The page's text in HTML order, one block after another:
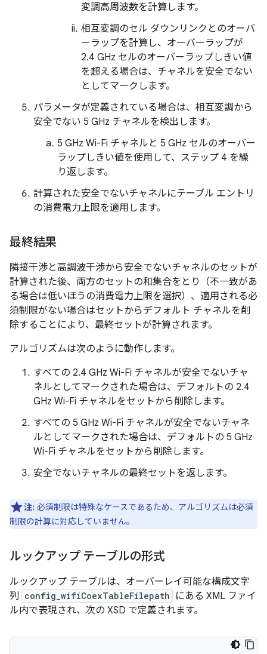
変調高周波数を計算します。
相互変調のセル ダウンリンクとのオーバ
ーラップを計算し、オーバーラップが
2.4 GHz セルのオーバーラップしきい値
を超える場合は、チャネルを安全でない
としてマークします。
パラメータが定義されている場合は、相互変調から
安全でない 5 GHz チャネルを検出します。
5 GHz Wi-Fi チャネルと 5 GHz セルのオーバー
ラップしきい値を使用して、ステップ 4 を繰
り返します。
計算された安全でないチャネルにテーブル エントリ
の消費電力上限を適用します。
最終結果
隣接干渉と高調波干渉から安全でないチャネルのセットが
計算された後、両方のセットの和集合をとり（不一致があ
る場合は低いほうの消費電力上限を選択）、適用される必
須制限がない場合はセットからデフォルト チャネルを削
除することにより、最終セットが計算されます。
アルゴリズムは次のように動作します。
すべての 2.4 GHz Wi-Fi チャネルが安全でないチャ
ネルとしてマークされた場合は、デフォルトの 2.4
GHz Wi-Fi チャネルをセットから削除します。
すべての 5 GHz Wi-Fi チャネルが安全でないチャネ
ルとしてマークされた場合は、デフォルトの 5 GHz
Wi-Fi チャネルをセットから削除します。
安全でないチャネルの最終セットを返します。
注: 必須制限は特殊なケースであるため、アルゴリズムは必須
制限の計算に対応していません。
ルックアップ テーブルの形式
ルックアップ テーブルは、オーバーレイ可能な構成文字
列
config_wifiCoexTableFilepath
にある XML ファイ
ル内で表現され、次の XSD で定義されます。